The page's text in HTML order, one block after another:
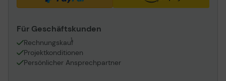
Für Geschäftskunden
Rechnungskauf
1
Projektkonditionen
Persönlicher Ansprechpartner